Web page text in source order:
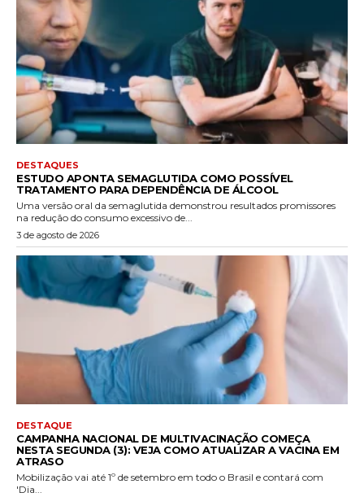
DESTAQUES
ESTUDO APONTA SEMAGLUTIDA COMO POSSÍVEL
TRATAMENTO PARA DEPENDÊNCIA DE ÁLCOOL
Uma versão oral da semaglutida demonstrou resultados promissores
na redução do consumo excessivo de...
3 de agosto de 2026
DESTAQUE
CAMPANHA NACIONAL DE MULTIVACINAÇÃO COMEÇA
NESTA SEGUNDA (3): VEJA COMO ATUALIZAR A VACINA EM
ATRASO
Mobilização vai até 1º de setembro em todo o Brasil e contará com
'Dia...